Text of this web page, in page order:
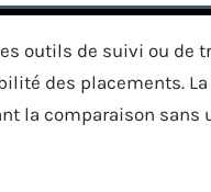
outils de suivi ou de
des placements.
la comparaison